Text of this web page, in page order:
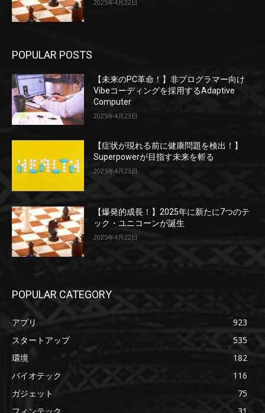
2025年4月22日
POPULAR POSTS
【未来のPC革命！】非プログラマー向け
Vibeコーディングを採用するAdaptive
Computer
2025年4月23日
【症状が現れる前に健康問題を検出！】
Superpowerが目指す未来を斬る
2025年4月23日
【爆発的成長！】2025年に新たに7つのテ
ック・ユニコーンが誕生
2025年4月22日
POPULAR CATEGORY
アプリ
923
スタートアップ
535
環境
182
バイオテック
116
ガジェット
75